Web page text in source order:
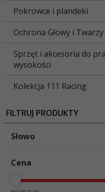
Pokrowce i plandeki
Ochrona Głowy i Twarzy
Sprzęt i akcesoria do
wysokości
Kolekcja 111 Racing
FILTRUJ PRODUKTY
Słowo
Cena